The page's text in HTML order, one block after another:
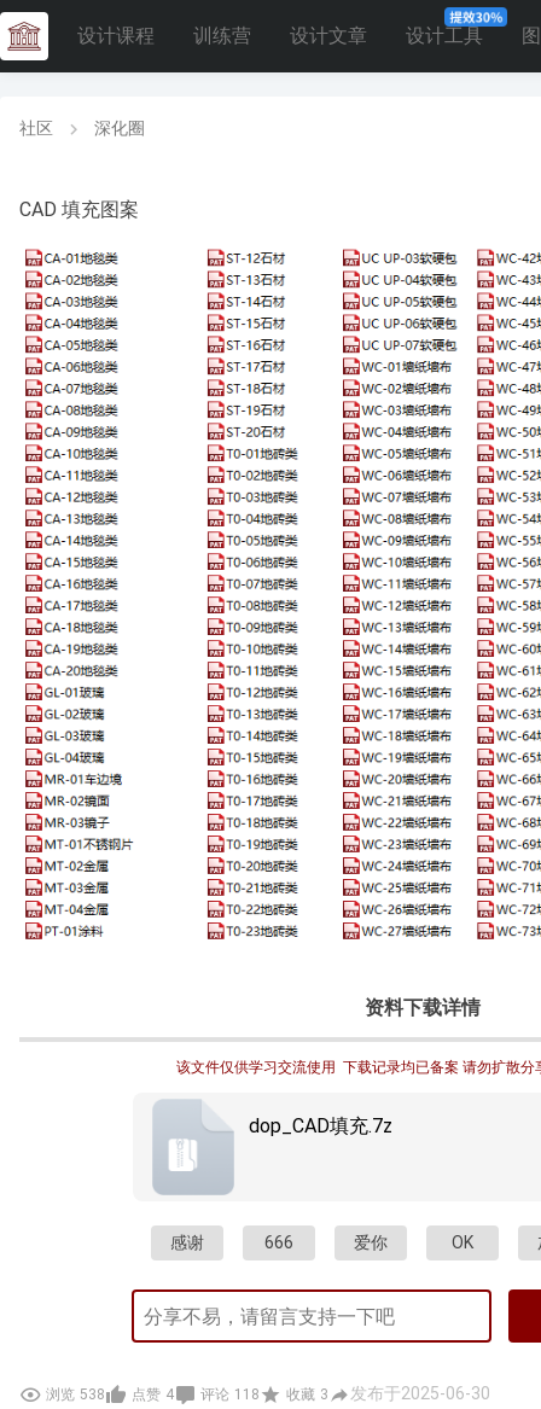
设计课程 训练营 设计文章 设计工具
社区 深化圈
CAD 填充图案
资料下载详情
该文件仅供学习交流使用  下载记录均已备案 请勿扩散分
dop_CAD填充.7z
感谢 666 爱你 OK
浏览 538 点赞 4 评论 118 收藏 3 发布于2025-06-30